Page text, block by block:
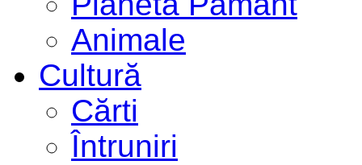
Animale
Cultură
Cărti
Întruniri